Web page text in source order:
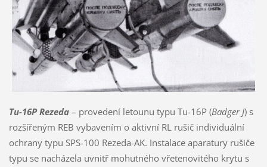
Tu-16P Rezeda– provedení letounu typu Tu-16P (Badger J) s
rozšířeným REB vybavením o aktivní RL rušič individuální
ochrany typu SPS-100 Rezeda-AK. Instalace aparatury rušiče
typu se nacházela uvnitř mohutného vřetenovitého krytu s